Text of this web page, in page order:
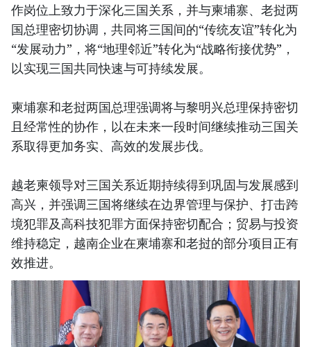
作岗位上致力于深化三国关系，并与柬埔寨、老挝两
国总理密切协调，共同将三国间的“传统友谊”转化为
“发展动力”，将“地理邻近”转化为“战略衔接优势”，
以实现三国共同快速与可持续发展。
柬埔寨和老挝两国总理强调将与黎明兴总理保持密切
且经常性的协作，以在未来一段时间继续推动三国关
系取得更加务实、高效的发展步伐。
越老柬领导对三国关系近期持续得到巩固与发展感到
高兴，并强调三国将继续在边界管理与保护、打击跨
境犯罪及高科技犯罪方面保持密切配合；贸易与投资
维持稳定，越南企业在柬埔寨和老挝的部分项目正有
效推进。